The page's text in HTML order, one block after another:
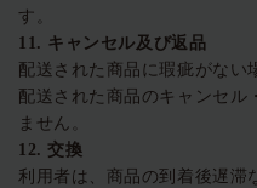
す。
11. キャンセル及び返品
配送された商品に瑕疵がない
配送された商品のキャンセル
ません。
12. 交換
利用者は、商品の到着後遅滞